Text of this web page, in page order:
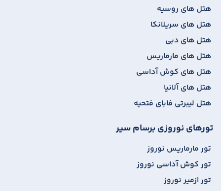
هتل های روسیه
هتل های سریلانکا
هتل های دبی
هتل های مارماریس
هتل های کوش آداسی
هتل های آلانیا
هتل لیبرتی فابای فتحیه
تورهای نوروزی برسام سیر
تور مارماریس نوروز
تور کوش آداسی نوروز
تور ازمیر نوروز